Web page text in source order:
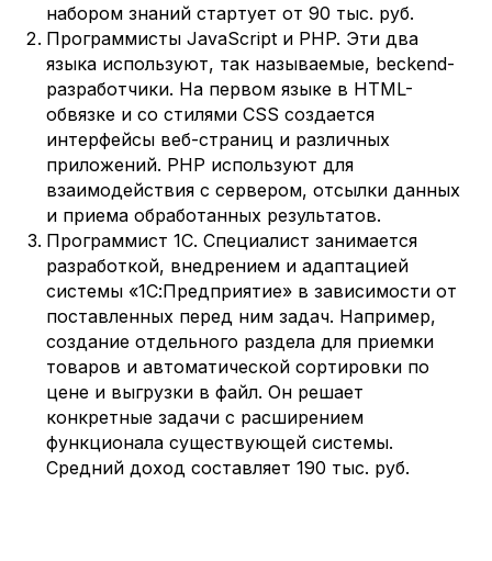
набором знаний стартует от 90 тыс. руб.
Программисты JavaScript и PHP. Эти два
языка используют, так называемые, beckend-
разработчики. На первом языке в HTML-
обвязке и со стилями CSS создается
интерфейсы веб-страниц и различных
приложений. PHP используют для
взаимодействия с сервером, отсылки данных
и приема обработанных результатов.
Программист 1С. Специалист занимается
разработкой, внедрением и адаптацией
системы «1С:Предприятие» в зависимости от
поставленных перед ним задач. Например,
создание отдельного раздела для приемки
товаров и автоматической сортировки по
цене и выгрузки в файл. Он решает
конкретные задачи с расширением
функционала существующей системы.
Средний доход составляет 190 тыс. руб.